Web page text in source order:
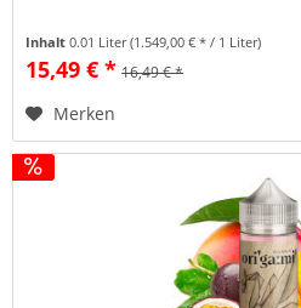
Inhalt0.01 Liter(1.549,00 € * / 1 Liter)
15,49 € * 16,49 € *
Merken